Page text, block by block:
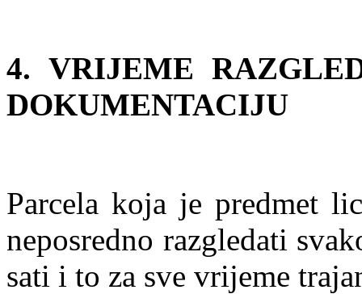
4. VRIJEME
DOKUMENTACIJU
Parcela koja je predmet
neposredno razgledati
sati i to za sve vrijeme